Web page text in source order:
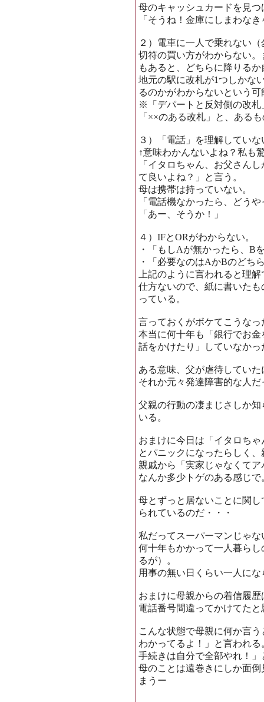
母のキャッシュカードを見
「そうね！金庫にしまわな
２）電車に一人で乗れない
切符の買い方がわからない
もあると、どちらに降りる
地元の駅に改札が1つしかな
るのかがわからないという
※「デパートと反対側の改札
「××のある改札」と、ある
３）「電話」を理解していな
↑意味わかんないよね？私も
「イタロちゃん、お父さん
て良いよね？」と言う。
母は携帯は持っていない。
「電話機なかったら、どう
「あー、そうか！」
４）IFとORがわからない。
・「もしAが無かったら、B
・「必要なのはAかBのどち
上記のように言われると理
仕方ないので、紙に書いた
っている。
言っておくがボケてこうな
本当に何十年も「銀行でお
話をかけたり」していなかっ
ある意味、父が虐待してい
それか元々発達障害的な人だ
父親の行動の凄まじさしか
いる。
おまけに今日は「イタロち
とパニックになったらしく
親戚から「実家じゃなくて
なんか多少トゲのある感じで
母とずっと居ないことに関
られているのだ・・・
私だってスーパーマンじゃな
何十年もかかって一人暮ら
るが）。
用事の無い日くらい一人に
おまけに母親からの着信履歴
電話番号間違ってかけてたと
こんな状態で母親に何か言
わかってるよ！」と言われ
手続きは自分で全部やれ！
母のことは遠巻きにしか面
まうー